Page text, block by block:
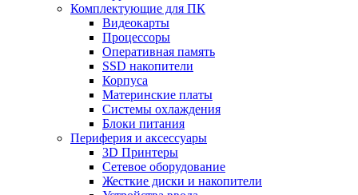
Комплектующие для ПК
Видеокарты
Процессоры
Оперативная память
SSD накопители
Корпуса
Материнские платы
Системы охлаждения
Блоки питания
Периферия и аксессуары
3D Принтеры
Сетевое оборудование
Жесткие диски и накопители